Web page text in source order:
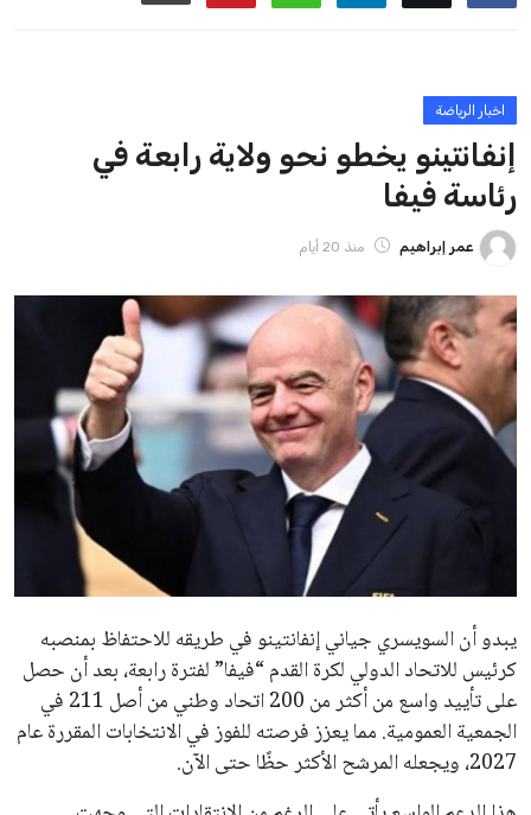
ايوا مصر
الاخبار الشائعة
إنفانتينو يخطو نحو ولاية رابعة في رئاسة فيفا
عمر إبراهيم
مستثمر هندي بريطاني يسعى لامتلاك حصة
عمر إبراهيم 22 يوليو 2026
تحقق من قهوتك المغشوشة 7 علامات تدل
على جودتها قبل أول رشفة
خالد فؤاد 18 يوليو 2026